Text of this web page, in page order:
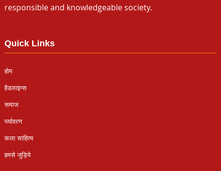
responsible and knowledgeable society.
Quick Links
होम
हैडलाइन्स
समाज
पर्यावरण
कला साहित्य
हमसे जुड़िये